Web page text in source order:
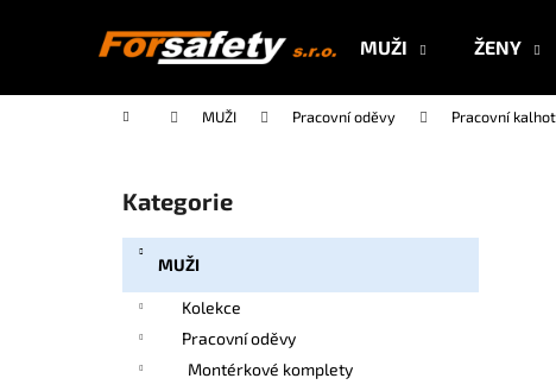
MUŽI ŽENY
Domů MUŽI Pracovní oděvy Pracovní
Přeskočit
kategorie
Kategorie
MUŽI
Kolekce
Pracovní oděvy
Montérkové komplety
í
Zpět
do
Zpět
do